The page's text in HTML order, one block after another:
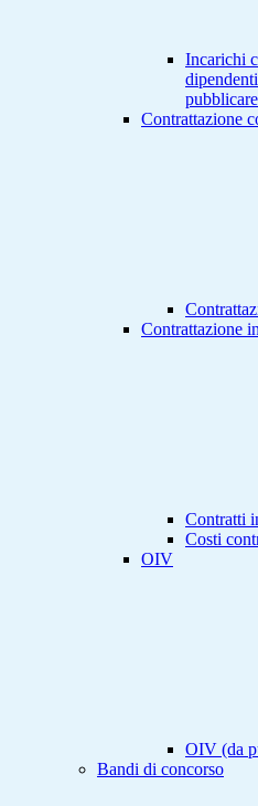
Incarichi
Contrattazione
Contrattazione
Contratti
Costi
OIV
OIV (da
Bandi di concorso